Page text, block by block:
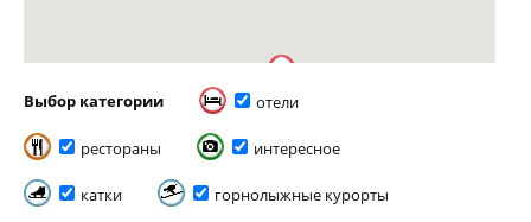
Выбор категории отели
рестораны интересное
катки горнолыжные курорты